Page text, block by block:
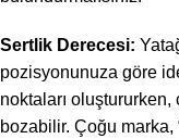
Sertlik Derecesi:
pozisyonunuza göre
noktaları oluştururken,
bozabilir. Çoğu marka,